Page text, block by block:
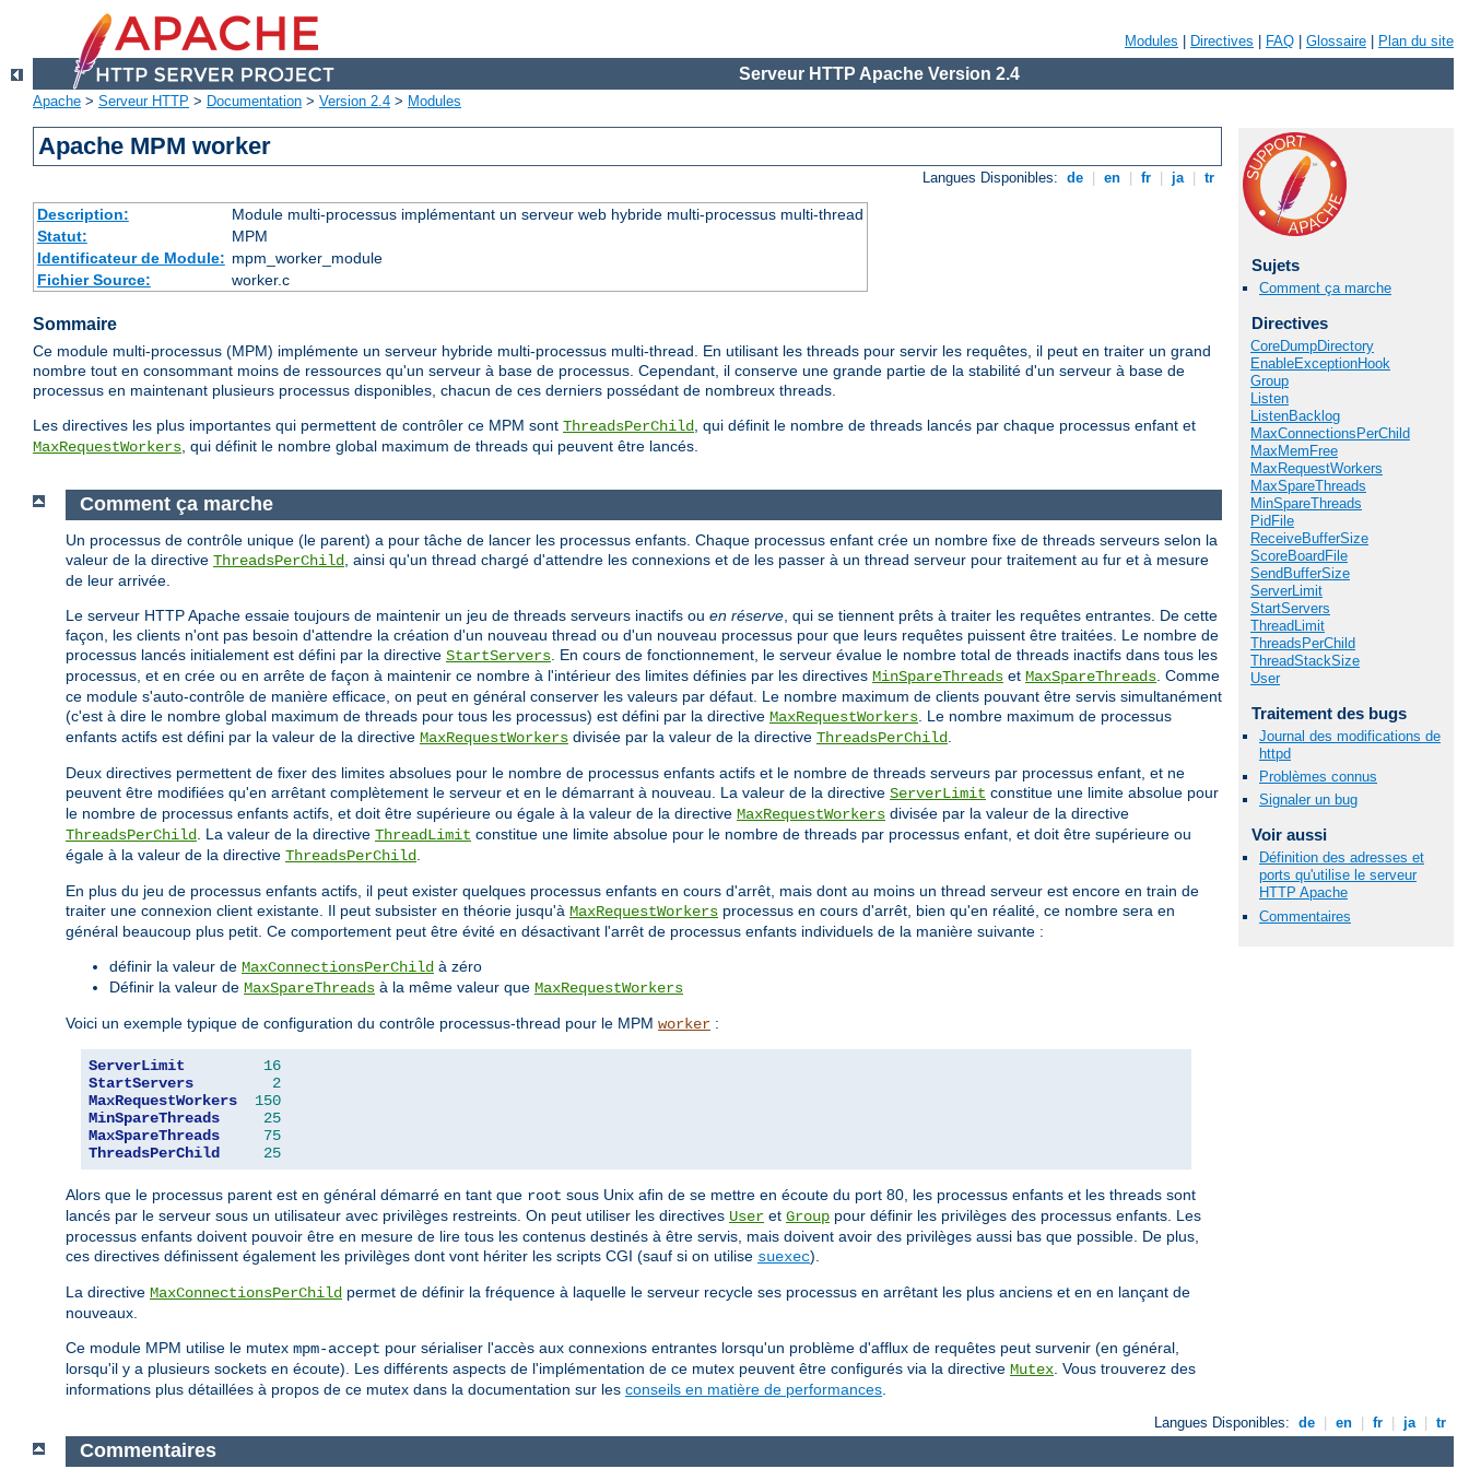
Modules Directives FAQ Glossaire Plan du site
Serveur HTTP Apache Version 2.4
Apache > Serveur HTTP > Documentation > Version 2.4 > Modules
Apache MPM worker
Langues Disponibles: de en fr ja tr
Description:
Module multi-processus implémentant un serveur web hybride multi-processus multi-thread
Statut:
MPM
Identificateur de Module: mpm_worker_module
Fichier Source:
worker.c
Sommaire
Ce module multi-processus (MPM) implémente un serveur hybride multi-processus multi-thread. En utilisant les threads pour servir les requêtes, il peut en traiter un grand
nombre tout en consommant moins de ressources qu'un serveur à base de processus. Cependant, il conserve une grande partie de la stabilité d'un serveur à base de
processus en maintenant plusieurs processus disponibles, chacun de ces derniers possédant de nombreux threads.
Les directives les plus importantes qui permettent de contrôler ce MPM sont ThreadsPerChild, qui définit le nombre de threads lancés par chaque processus enfant et
MaxRequestWorkers, qui définit le nombre global maximum de threads qui peuvent être lancés.
Sujets
Comment ça marche
Directives
CoreDumpDirectory
EnableExceptionHook
Group
Listen
ListenBacklog
MaxConnectionsPerChild
MaxMemFree
MaxRequestWorkers
MaxSpareThreads
MinSpareThreads
PidFile
ReceiveBufferSize
ScoreBoardFile
SendBufferSize
ServerLimit
StartServers
ThreadLimit
ThreadsPerChild
ThreadStackSize
User
Traitement des bugs
Journal des modifications de
httpd
Problèmes connus
Signaler un bug
Voir aussi
Définition des adresses et
ports qu'utilise le serveur
HTTP Apache
Commentaires
Comment ça marche
Un processus de contrôle unique (le parent) a pour tâche de lancer les processus enfants. Chaque processus enfant crée un nombre fixe de threads serveurs selon la
valeur de la directive ThreadsPerChild
, ainsi qu'un thread chargé d'attendre les connexions et de les passer à un thread serveur pour traitement au fur et à mesure
de leur arrivée.
Le serveur HTTP Apache essaie toujours de maintenir un jeu de threads serveurs inactifs ou en réserve , qui se tiennent prêts à traiter les requêtes entrantes. De cette
façon, les clients n'ont pas besoin d'attendre la création d'un nouveau thread ou d'un nouveau processus pour que leurs requêtes puissent être traitées. Le nombre de
processus lancés initialement est défini par la directive StartServers . En cours de fonctionnement, le serveur évalue le nombre total de threads inactifs dans tous les
processus, et en crée ou en arrête de façon à maintenir ce nombre à l'intérieur des limites définies par les directives MinSpareThreads et MaxSpareThreads . Comme
ce module s'auto-contrôle de manière efficace, on peut en général conserver les valeurs par défaut. Le nombre maximum de clients pouvant être servis simultanément
(c'est à dire le nombre global maximum de threads pour tous les processus) est défini par la directive MaxRequestWorkers . Le nombre maximum de processus
enfants actifs est défini par la valeur de la directive MaxRequestWorkers divisée par la valeur de la directive ThreadsPerChild
Deux directives permettent de fixer des limites absolues pour le nombre de processus enfants actifs et le nombre de threads serveurs par processus enfant, et ne
peuvent être modifiées qu'en arrêtant complètement le serveur et en le démarrant à nouveau. La valeur de la directive ServerLimit constitue une limite absolue pour
le nombre de processus enfants actifs, et doit être supérieure ou égale à la valeur de la directive MaxRequestWorkers divisée par la valeur de la directive
ThreadsPerChild
. La valeur de la directive ThreadLimit constitue une limite absolue pour le nombre de threads par processus enfant, et doit être supérieure ou
égale à la valeur de la directive ThreadsPerChild
En plus du jeu de processus enfants actifs, il peut exister quelques processus enfants en cours d'arrêt, mais dont au moins un thread serveur est encore en train de
traiter une connexion client existante. Il peut subsister en théorie jusqu'à MaxRequestWorkers processus en cours d'arrêt, bien qu'en réalité, ce nombre sera en
général beaucoup plus petit. Ce comportement peut être évité en désactivant l'arrêt de processus enfants individuels de la manière suivante :
définir la valeur de MaxConnectionsPerChild à zéro
Définir la valeur de MaxSpareThreads à la même valeur que MaxRequestWorkers
Voici un exemple typique de configuration du contrôle processus-thread pour le MPM worker :
ServerLimit
16
StartServers
2
MaxRequestWorkers
150
MinSpareThreads
25
MaxSpareThreads
75
ThreadsPerChild
25
Alors que le processus parent est en général démarré en tant que root sous Unix afin de se mettre en écoute du port 80, les processus enfants et les threads sont
lancés par le serveur sous un utilisateur avec privilèges restreints. On peut utiliser les directives User et Group pour définir les privilèges des processus enfants. Les
processus enfants doivent pouvoir être en mesure de lire tous les contenus destinés à être servis, mais doivent avoir des privilèges aussi bas que possible. De plus,
ces directives définissent également les privilèges dont vont hériter les scripts CGI (sauf si on utilise suexec).
La directive MaxConnectionsPerChild permet de définir la fréquence à laquelle le serveur recycle ses processus en arrêtant les plus anciens et en en lançant de
nouveaux.
Ce module MPM utilise le mutex mpm-accept pour sérialiser l'accès aux connexions entrantes lorsqu'un problème d'afflux de requêtes peut survenir (en général,
lorsqu'il y a plusieurs sockets en écoute). Les différents aspects de l'implémentation de ce mutex peuvent être configurés via la directive Mutex . Vous trouverez des
informations plus détaillées à propos de ce mutex dans la documentation sur les conseils en matière de performances
Langues Disponibles: de en fr ja tr
Commentaires